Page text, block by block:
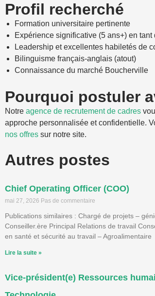
Profil recherché
Formation universitaire pertinente
Expérience significative (5 ans+) en
Leadership et excellentes habiletés de
Bilinguisme français-anglais (atout)
Connaissance du marché Boucherville
Pourquoi postuler
Notre agence de recrutement de cadres
approche personnalisée et confidentielle.
nos offres sur notre site.
Autres postes
Chief Operating Officer (COO)
mai 27, 2026 Pas de commentaire
Publications similaires : Chargé de projets –
Conseiller.ère Principal Relations de travail
en santé et sécurité au travail – Agroalimentaire
Lire la suite »
Vice-président(e) Ressources